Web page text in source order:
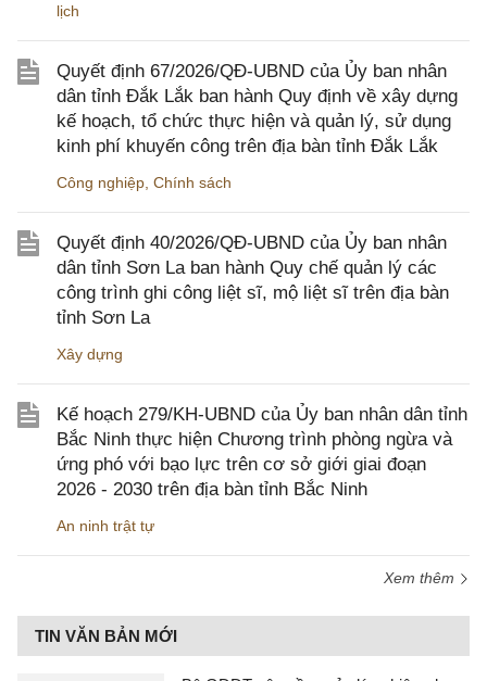
lịch
Quyết định 67/2026/QĐ-UBND của Ủy ban nhân
dân tỉnh Đắk Lắk ban hành Quy định về xây dựng
kế hoạch, tổ chức thực hiện và quản lý, sử dụng
kinh phí khuyến công trên địa bàn tỉnh Đắk Lắk
Công nghiệp Chính sách
Quyết định 40/2026/QĐ-UBND của Ủy ban nhân
dân tỉnh Sơn La ban hành Quy chế quản lý các
công trình ghi công liệt sĩ, mộ liệt sĩ trên địa bàn
tỉnh Sơn La
Xây dựng
Kế hoạch 279/KH-UBND của Ủy ban nhân dân tỉnh
Bắc Ninh thực hiện Chương trình phòng ngừa và
ứng phó với bạo lực trên cơ sở giới giai đoạn
2026 - 2030 trên địa bàn tỉnh Bắc Ninh
An ninh trật tự
Xem thêm
TIN VĂN BẢN MỚI